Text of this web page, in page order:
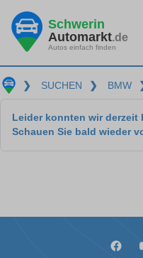
Schwerin
Automarkt.de
Autos einfach finden
❯ SUCHEN ❯ BMW
Leider konnten wir
Schauen Sie bald wieder